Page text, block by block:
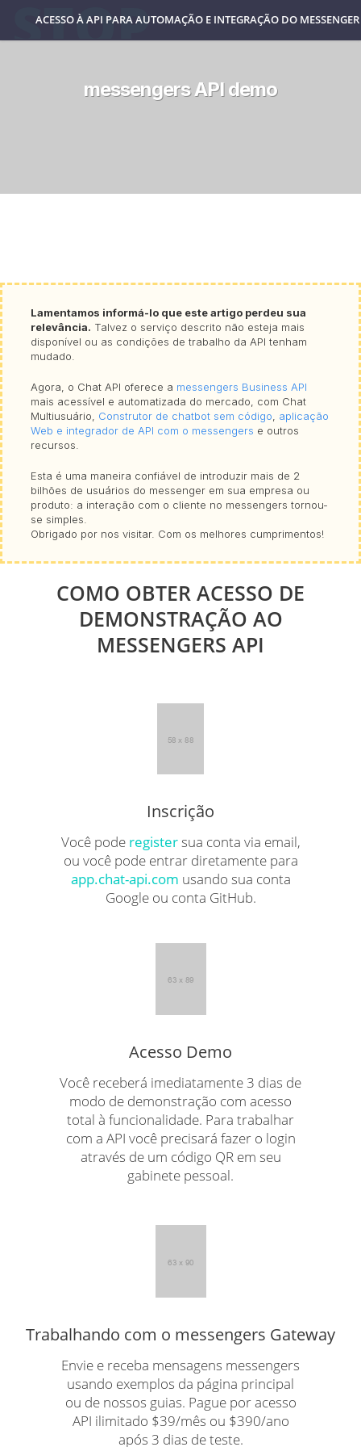
ACESSO À API PARA AUTOMAÇÃO E INTEGRAÇÃO DO
messengers API demo
Lamentamos informá-lo que este artigo perdeu sua
relevância. Talvez o serviço descrito não esteja mais
disponível ou as condições de trabalho da API tenham
mudado.
Agora, o Chat API oferece a messengers Business API
mais acessível e automatizada do mercado, com Chat
Multiusuário, Construtor de chatbot sem código
aplicação
Web e integrador de API com o messengers e outros
recursos.
Esta é uma maneira confiável de introduzir mais de 2
bilhões de usuários do messenger em sua empresa ou
produto: a interação com o cliente no messengers tornou-
se simples.
Obrigado por nos visitar. Com os melhores cumprimentos!
COMO OBTER ACESSO DE
DEMONSTRAÇÃO AO
MESSENGERS API
Inscrição
Você pode registersua conta via email,
ou você pode entrar diretamente para
app.chat-api.com usando sua conta
Google ou conta GitHub.
Acesso Demo
Você receberá imediatamente 3 dias de
modo de demonstração com acesso
total à funcionalidade. Para trabalhar
com a API você precisará fazer o login
através de um código QR em seu
gabinete pessoal.
Trabalhando com o messengers Gateway
Envie e receba mensagens messengers
usando exemplos da página principal
ou de nossos guias. Pague por acesso
API ilimitado $39/mês ou $390/ano
após 3 dias de teste.